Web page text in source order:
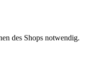
des Shops notwendig.